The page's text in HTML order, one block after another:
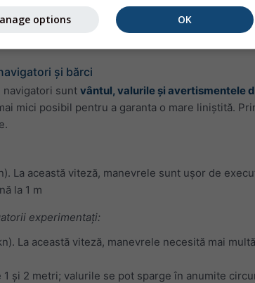
scurte sunt tipice valurilor de vânt,
perioadă lungă, așa cum este, în general,
și bărci
sunt vântul, valurile și avertismentele
mici posibil pentru a garanta o mare liniștită.
La această viteză, manevrele sunt ușor de
la 1 m
experimentați:
La această viteză, manevrele necesită mai
și 2 metri; valurile se pot sparge în anumite
OK
options